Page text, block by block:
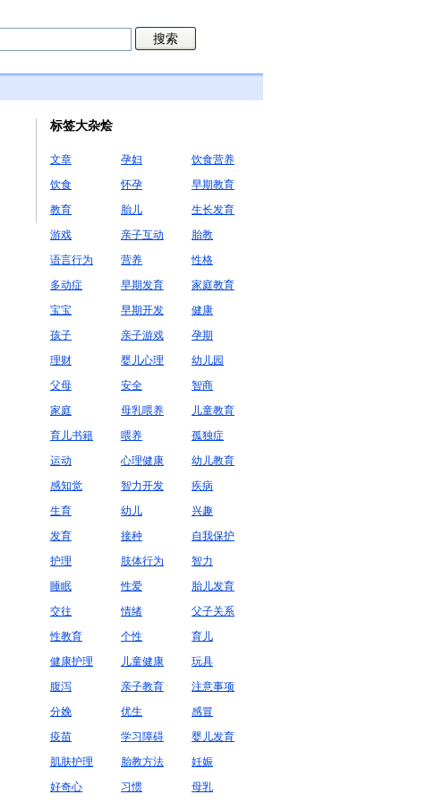
标签大杂烩
文章 孕妇
饮食营养
饮食
怀孕
早期教育
教育
胎儿
生长发育
游戏
亲子互动
胎教
语言行为
营养
性格
多动症
早期发育
家庭教育
宝宝
早期开发
健康
孩子
亲子游戏
孕期
理财
婴儿心理
幼儿园
父母
安全
智商
家庭
母乳喂养
儿童教育
育儿书籍
喂养
孤独症
运动
心理健康
幼儿教育
感知觉
智力开发
疾病
生育
幼儿
兴趣
发育
接种
自我保护
护理
肢体行为
智力
睡眠
性爱
胎儿发育
交往
情绪
父子关系
性教育
个性
育儿
健康护理
儿童健康
玩具
腹泻
亲子教育
注意事项
分娩
优生
感冒
疫苗
学习障碍
婴儿发育
肌肤护理
胎教方法
妊娠
好奇心
习惯 母乳